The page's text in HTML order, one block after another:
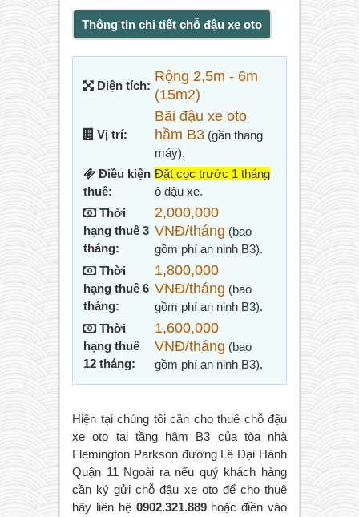
Thông tin chi tiết chỗ đậu xe oto
Diện tích:
Rộng 2,5m - 6m
(15m2)
Vị trí:
Bãi đậu xe oto
hầm B3 (gần thang
máy).
Điều kiện
thuê:
Đặt cọc trước 1 tháng
ô đậu xe.
Thời
hạng thuê 3
tháng:
2,000,000
VNĐ/tháng (bao
gồm phí an ninh B3).
Thời
hạng thuê 6
tháng:
1,800,000
VNĐ/tháng (bao
gồm phí an ninh B3).
Thời
hạng thuê
12 tháng:
1,600,000
VNĐ/tháng (bao
gồm phí an ninh B3).
Hiện tại chúng tôi cần cho thuê chỗ đậu
xe oto tại tầng hâm B3 của tòa nhà
Flemington Parkson đường Lê Đại Hành
Quận 11 Ngoài ra nếu quý khách hàng
cần ký gửi chỗ đậu xe oto để cho thuê
hãy liên hệ 0902.321.889hoặc điền vào